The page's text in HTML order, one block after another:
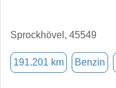
Sprockhövel, 45549
191.201 km Benzin